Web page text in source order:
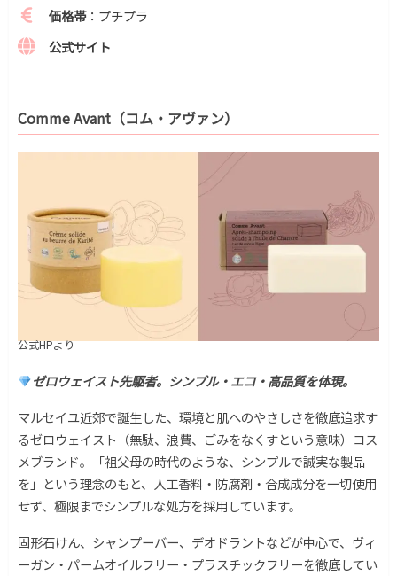
価格帯：プチプラ
公式サイト
Comme Avant（コム・アヴァン）
公式HPより
ゼロウェイスト先駆者。シンプル・エコ・高品質を体現。
マルセイユ近郊で誕生した、環境と肌へのやさしさを徹底追求す
るゼロウェイスト（無駄、浪費、ごみをなくすという意味）コス
メブランド。「祖父母の時代のような、シンプルで誠実な製品
を」という理念のもと、人工香料・防腐剤・合成成分を一切使用
せず、極限までシンプルな処方を採用しています。
固形石けん、シャンプーバー、デオドラントなどが中心で、ヴィ
ーガン・パームオイルフリー・プラスチックフリーを徹底してい